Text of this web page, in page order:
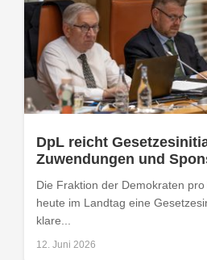
DpL reicht
Zuwendungen und
Die Fraktion der Demokraten
heute im Landtag eine
klare...
12. Juni 2026